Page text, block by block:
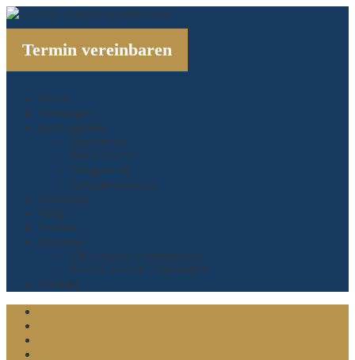
Termin vereinbaren
Home
Leistungen
Rechtsgebiete
Patentrecht
Markenrecht
Designrecht
Gebrauchsmuster
Förderung
Blog
Podcast
Personen
Ulf Leckel – Patentanwalt
Kerstin Hastall – Sekretärin
Kontakt